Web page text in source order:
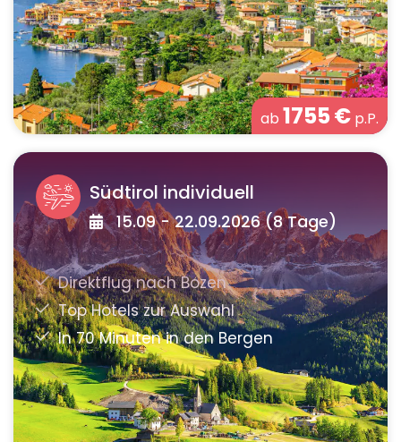
ab 1755€ p.P.
Südtirol individuell
15.09 - 22.09.2026 (8 Tage)